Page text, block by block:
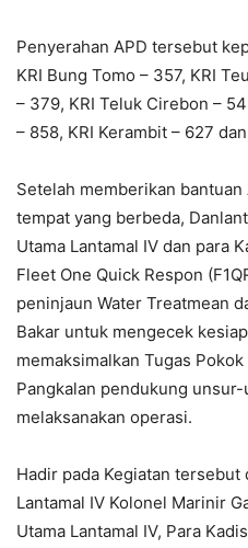
Penyerahan APD tersebut
KRI Bung Tomo – 357, KRI
– 379, KRI Teluk Cirebon –
– 858, KRI Kerambit – 627
Setelah memberikan
tempat yang berbeda,
Utama Lantamal IV dan para
Fleet One Quick Respon
peninjaun Water Treatmean
Bakar untuk mengecek
memaksimalkan Tugas
Pangkalan pendukung
melaksanakan operasi.
Hadir pada Kegiatan tersebut
Lantamal IV Kolonel Marinir
Utama Lantamal IV, Para